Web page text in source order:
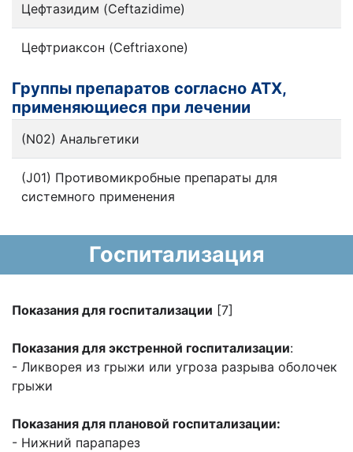
Цефтазидим (Ceftazidime)
Цефтриаксон (Ceftriaxone)
Группы препаратов согласно АТХ,
применяющиеся при лечении
(N02) Анальгетики
(J01) Противомикробные препараты для
системного применения
Госпитализация
Показания для госпитализации [7]
Показания для экстренной госпитализации:
- Ликворея из грыжи или угроза разрыва оболочек
грыжи
Показания для плановой госпитализации:
- Нижний парапарез